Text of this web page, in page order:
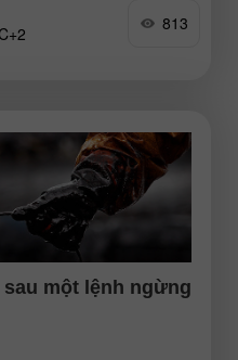
813
một lệnh ngừng